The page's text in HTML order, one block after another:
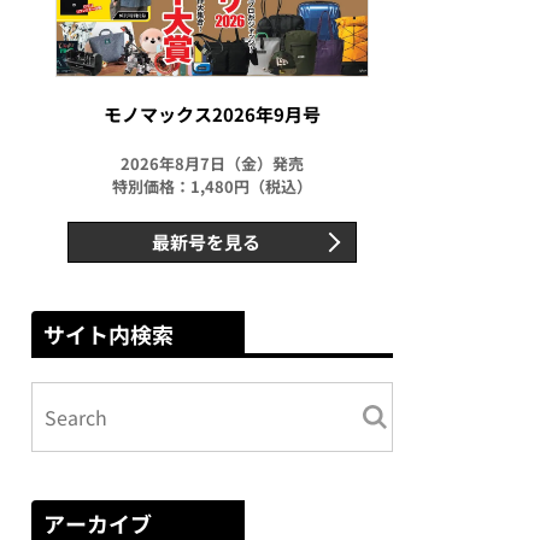
モノマックス2026年9月号
2026年8月7日（金）発売
特別価格：1,480円（税込）
最新号を見る
サイト内検索
アーカイブ